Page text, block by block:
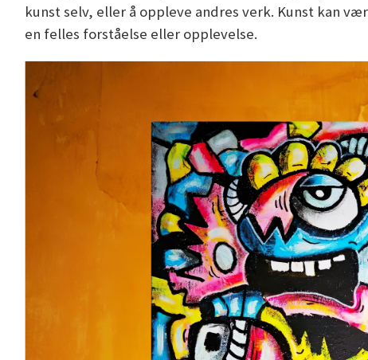
kunst selv, eller å oppleve andres verk. Kunst kan
en felles forståelse eller opplevelse.